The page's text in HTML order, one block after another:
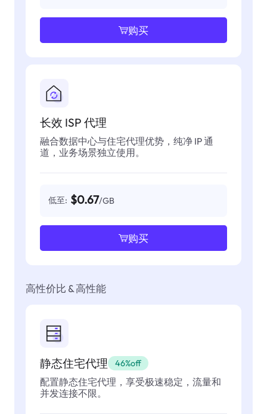
购买
长效 ISP 代理
融合数据中心与住宅代理优势，纯净 IP 通
道，业务场景独立使用。
低至: $0.67/GB
购买
高性价比 & 高性能
静态住宅代理 46%off
配置静态住宅代理，享受极速稳定，流量和
并发连接不限。